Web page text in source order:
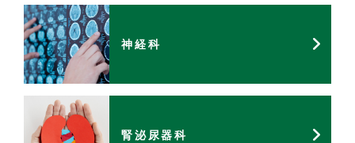
神経科
腎泌尿器科